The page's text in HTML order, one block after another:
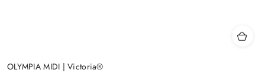
OLYMPIA MIDI | Victoria®